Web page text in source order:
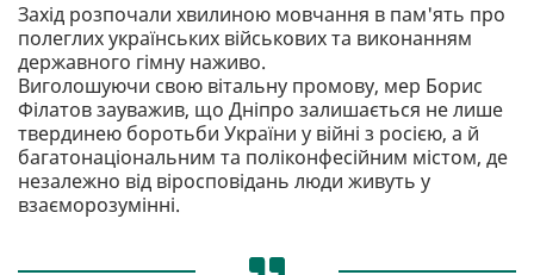
Захід розпочали хвилиною мовчання в пам'ять про
полеглих українських військових та виконанням
державного гімну наживо.
Виголошуючи свою вітальну промову, мер Борис
Філатов зауважив, що Дніпро залишається не лише
твердинею боротьби України у війні з росією, а й
багатонаціональним та поліконфесійним містом, де
незалежно від віросповідань люди живуть у
взаєморозумінні.